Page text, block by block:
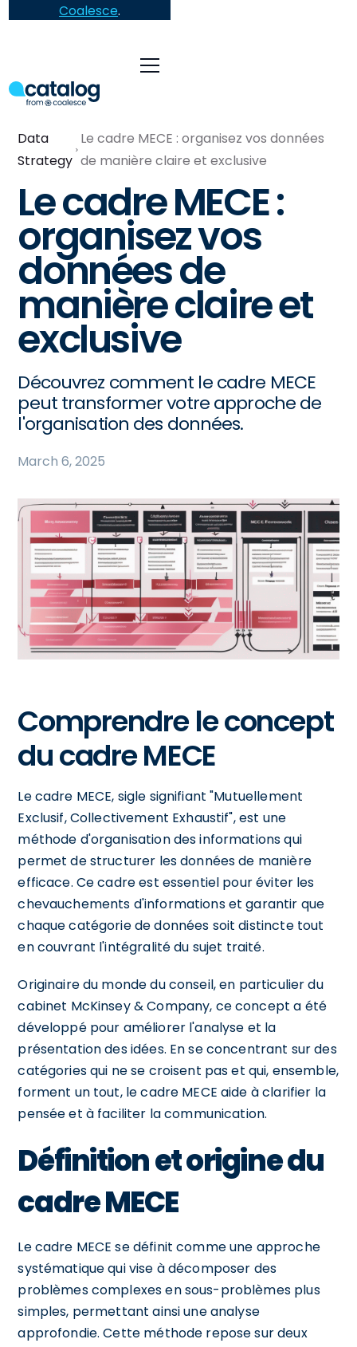
Coalesce.
Data
Strategy
Le cadre MECE : organisez vos données
de manière claire et exclusive
Le cadre MECE :
organisez vos
données de
manière claire et
exclusive
Découvrez comment le cadre MECE
peut transformer votre approche de
l'organisation des données.
March 6, 2025
Comprendre le concept
du cadre MECE
Le cadre MECE, sigle signifiant "Mutuellement
Exclusif, Collectivement Exhaustif", est une
méthode d'organisation des informations qui
permet de structurer les données de manière
efficace. Ce cadre est essentiel pour éviter les
chevauchements d'informations et garantir que
chaque catégorie de données soit distincte tout
en couvrant l'intégralité du sujet traité.
Originaire du monde du conseil, en particulier du
cabinet McKinsey & Company, ce concept a été
développé pour améliorer l'analyse et la
présentation des idées. En se concentrant sur des
catégories qui ne se croisent pas et qui, ensemble,
forment un tout, le cadre MECE aide à clarifier la
pensée et à faciliter la communication.
Définition et origine du
cadre MECE
Le cadre MECE se définit comme une approche
systématique qui vise à décomposer des
problèmes complexes en sous-problèmes plus
simples, permettant ainsi une analyse
approfondie. Cette méthode repose sur deux